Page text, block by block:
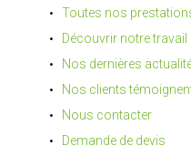
Toutes nos
Découvrir notre travail
Nos dernières
Nos clients
Nous contacter
Demande de devis